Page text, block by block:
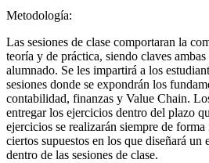
Metodología:
Las sesiones de clase comportaran la
teoría y de práctica, siendo claves
alumnado. Se les impartirá a los
sesiones donde se expondrán los
contabilidad, finanzas y Value Chain.
entregar los ejercicios dentro del plazo
ejercicios se realizarán siempre de
ciertos supuestos en los que diseñará
dentro de las sesiones de clase.